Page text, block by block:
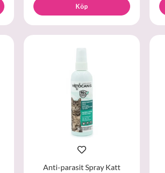
Köp
Anti-parasit Spray Katt